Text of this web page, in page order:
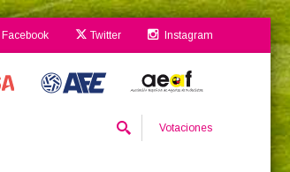
Facebook Twitter Instagram
Votaciones